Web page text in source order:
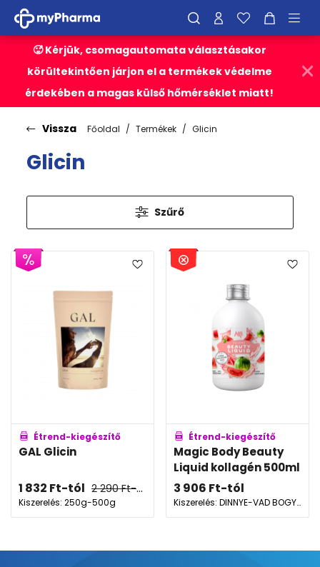
🥵 Kérjük, csomagautomata választásakor
körültekintően járjon el a termékek védelme
érdekében a magas külső hőmérséklet miatt!
Vissza Főoldal Termékek Glicin
Glicin
Szűrő
Étrend-kiegészítő
GAL Glicin
1 832 Ft-tól 2 290Ft-tól
Kiszerelés: 250g-500g
Étrend-kiegészítő
Magic Body Beauty
Liquid kollagén 500ml
3 906 Ft-tól
Kiszerelés: DINNYE-VAD BOGYÓ